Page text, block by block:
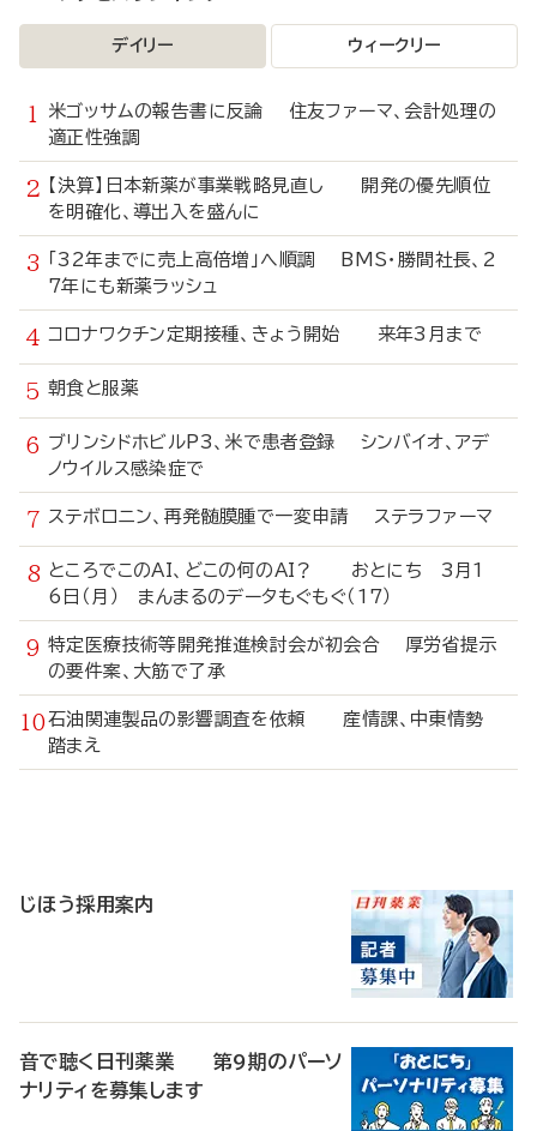
デイリー ウィークリー
米ゴッサムの報告書に反論 住友ファーマ、会計処理の
適正性強調
【決算】日本新薬が事業戦略見直し 開発の優先順位
を明確化、導出入を盛んに
「32年までに売上高倍増」へ順調 BMS・勝間社長、2
7年にも新薬ラッシュ
コロナワクチン定期接種、きょう開始 来年3月まで
朝食と服薬
ブリンシドホビルP3、米で患者登録 シンバイオ、アデ
ノウイルス感染症で
ステボロニン、再発髄膜腫で一変申請 ステラファーマ
ところでこのAI、どこの何のAI？ おとにち 3月1
6日（月） まんまるのデータもぐもぐ（17）
特定医療技術等開発推進検討会が初会合 厚労省提示
の要件案、大筋で了承
石油関連製品の影響調査を依頼 産情課、中東情勢
踏まえ
じほう採用案内
音で聴く日刊薬業 第9期のパーソ
ナリティを募集します